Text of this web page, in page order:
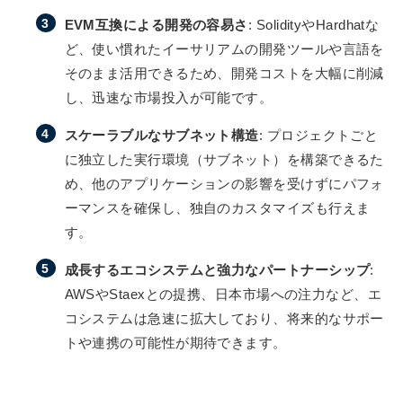
EVM互換による開発の容易さ : SolidityやHardhatな
ど、使い慣れたイーサリアムの開発ツールや言語を
そのまま活用できるため、開発コストを大幅に削減
し、迅速な市場投入が可能です。
スケーラブルなサブネット構造: プロジェクトごと
に独立した実行環境（サブネット）を構築できるた
め、他のアプリケーションの影響を受けずにパフォ
ーマンスを確保し、独自のカスタマイズも行えま
す。
成長するエコシステムと強力なパートナーシップ:
AWSやStaexとの提携、日本市場への注力など、エ
コシステムは急速に拡大しており、将来的なサポー
トや連携の可能性が期待できます。